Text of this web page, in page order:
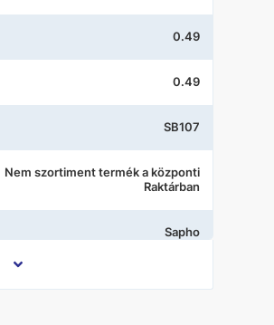
0.49
0.49
SB107
Nem szortiment termék a központi
Raktárban
Sapho